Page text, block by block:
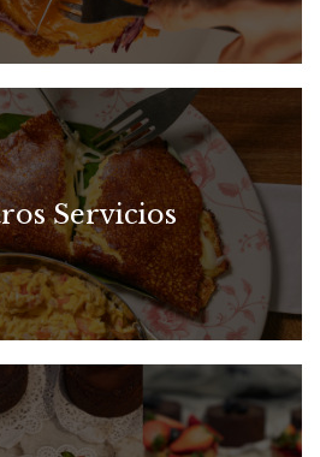
Servicios